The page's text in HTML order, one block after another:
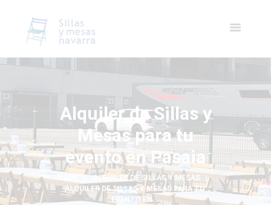
Alquiler de Sillas y
Mesas para tu
evento en Pasaia
ALQUILER DE SILLAS Y MESAS
ALQUILER DE SILLAS Y MESAS PARA TU
EVENTO EN...